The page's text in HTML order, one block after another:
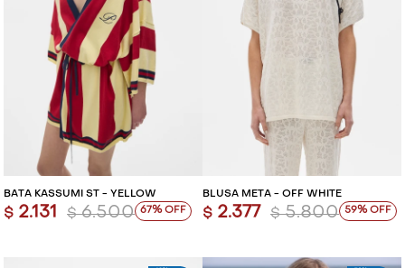
BATA KASSUMI ST - YELLOW
$ 2.131 $ 6.500 67
BLUSA META - OFF WHITE
$ 2.377 $ 5.800 59